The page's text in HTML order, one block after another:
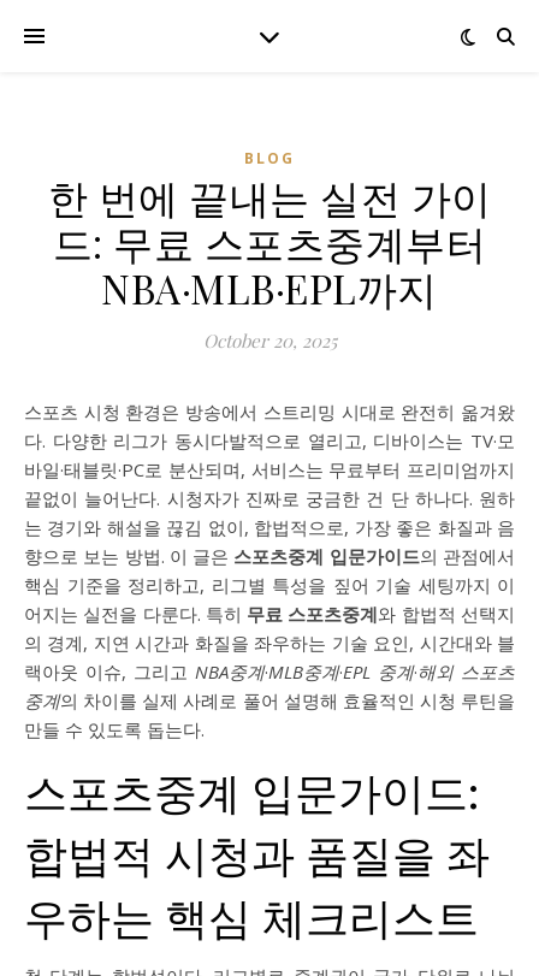
BLOG
한 번에 끝내는 실전 가이
드: 무료 스포츠중계부터
NBA·MLB·EPL까지
October 20, 2025
스포츠 시청 환경은 방송에서 스트리밍 시대로 완전히 옮겨왔
다. 다양한 리그가 동시다발적으로 열리고, 디바이스는 TV·모
바일·태블릿·PC로 분산되며, 서비스는 무료부터 프리미엄까지
끝없이 늘어난다. 시청자가 진짜로 궁금한 건 단 하나다. 원하
는 경기와 해설을 끊김 없이, 합법적으로, 가장 좋은 화질과 음
향으로 보는 방법. 이 글은 스포츠중계 입문가이드의 관점에서
핵심 기준을 정리하고, 리그별 특성을 짚어 기술 세팅까지 이
어지는 실전을 다룬다. 특히 무료 스포츠중계와 합법적 선택지
의 경계, 지연 시간과 화질을 좌우하는 기술 요인, 시간대와 블
랙아웃 이슈, 그리고 NBA중계·MLB중계·EPL 중계·해외 스포츠
중계의 차이를 실제 사례로 풀어 설명해 효율적인 시청 루틴을
만들 수 있도록 돕는다.
스포츠중계 입문가이드:
합법적 시청과 품질을 좌
우하는 핵심 체크리스트